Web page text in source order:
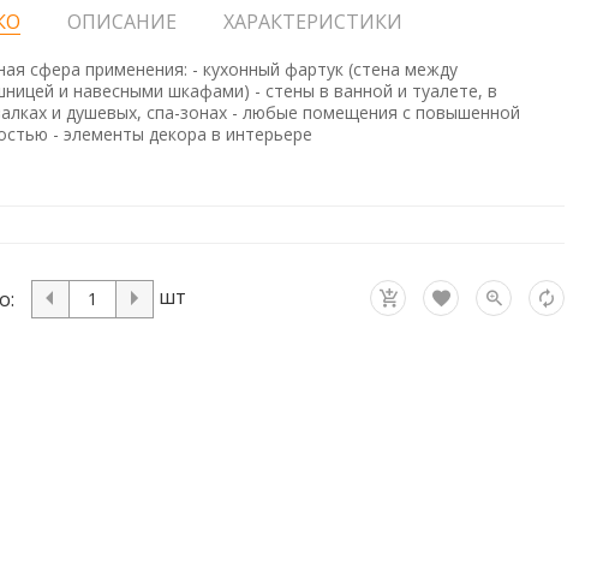
ОПИСАНИЕ ХАРАКТЕРИСТИКИ
сфера применения: - кухонный фартук (стена между
и навесными шкафами) - стены в ванной и туалете, в
и душевых, спа-зонах - любые помещения с повышенной
- элементы декора в интерьере
шт